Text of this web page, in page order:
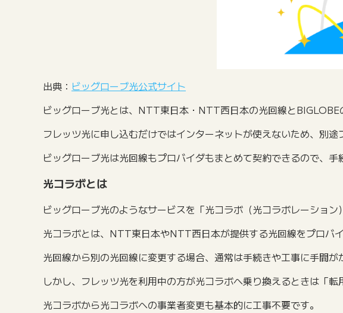
出典： ビッグローブ光公式サイト
ビッグローブ光とは、NTT東日本・NTT西日本の光回線とBIGLOBE
フレッツ光に申し込むだけではインターネットが使えないため、別途
ビッグローブ光は光回線もプロバイダもまとめて契約できるので、手
光コラボとは
ビッグローブ光のようなサービスを「光コラボ（光コラボレーション
光コラボとは、NTT東日本やNTT西日本が提供する光回線をプロバ
光回線から別の光回線に変更する場合、通常は手続きや工事に手間が
しかし、フレッツ光を利用中の方が光コラボへ乗り換えるときは「
光コラボから光コラボへの事業者変更も基本的に工事不要です。